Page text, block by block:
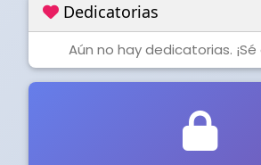
Dedicatorias
Aún no hay dedicatorias.